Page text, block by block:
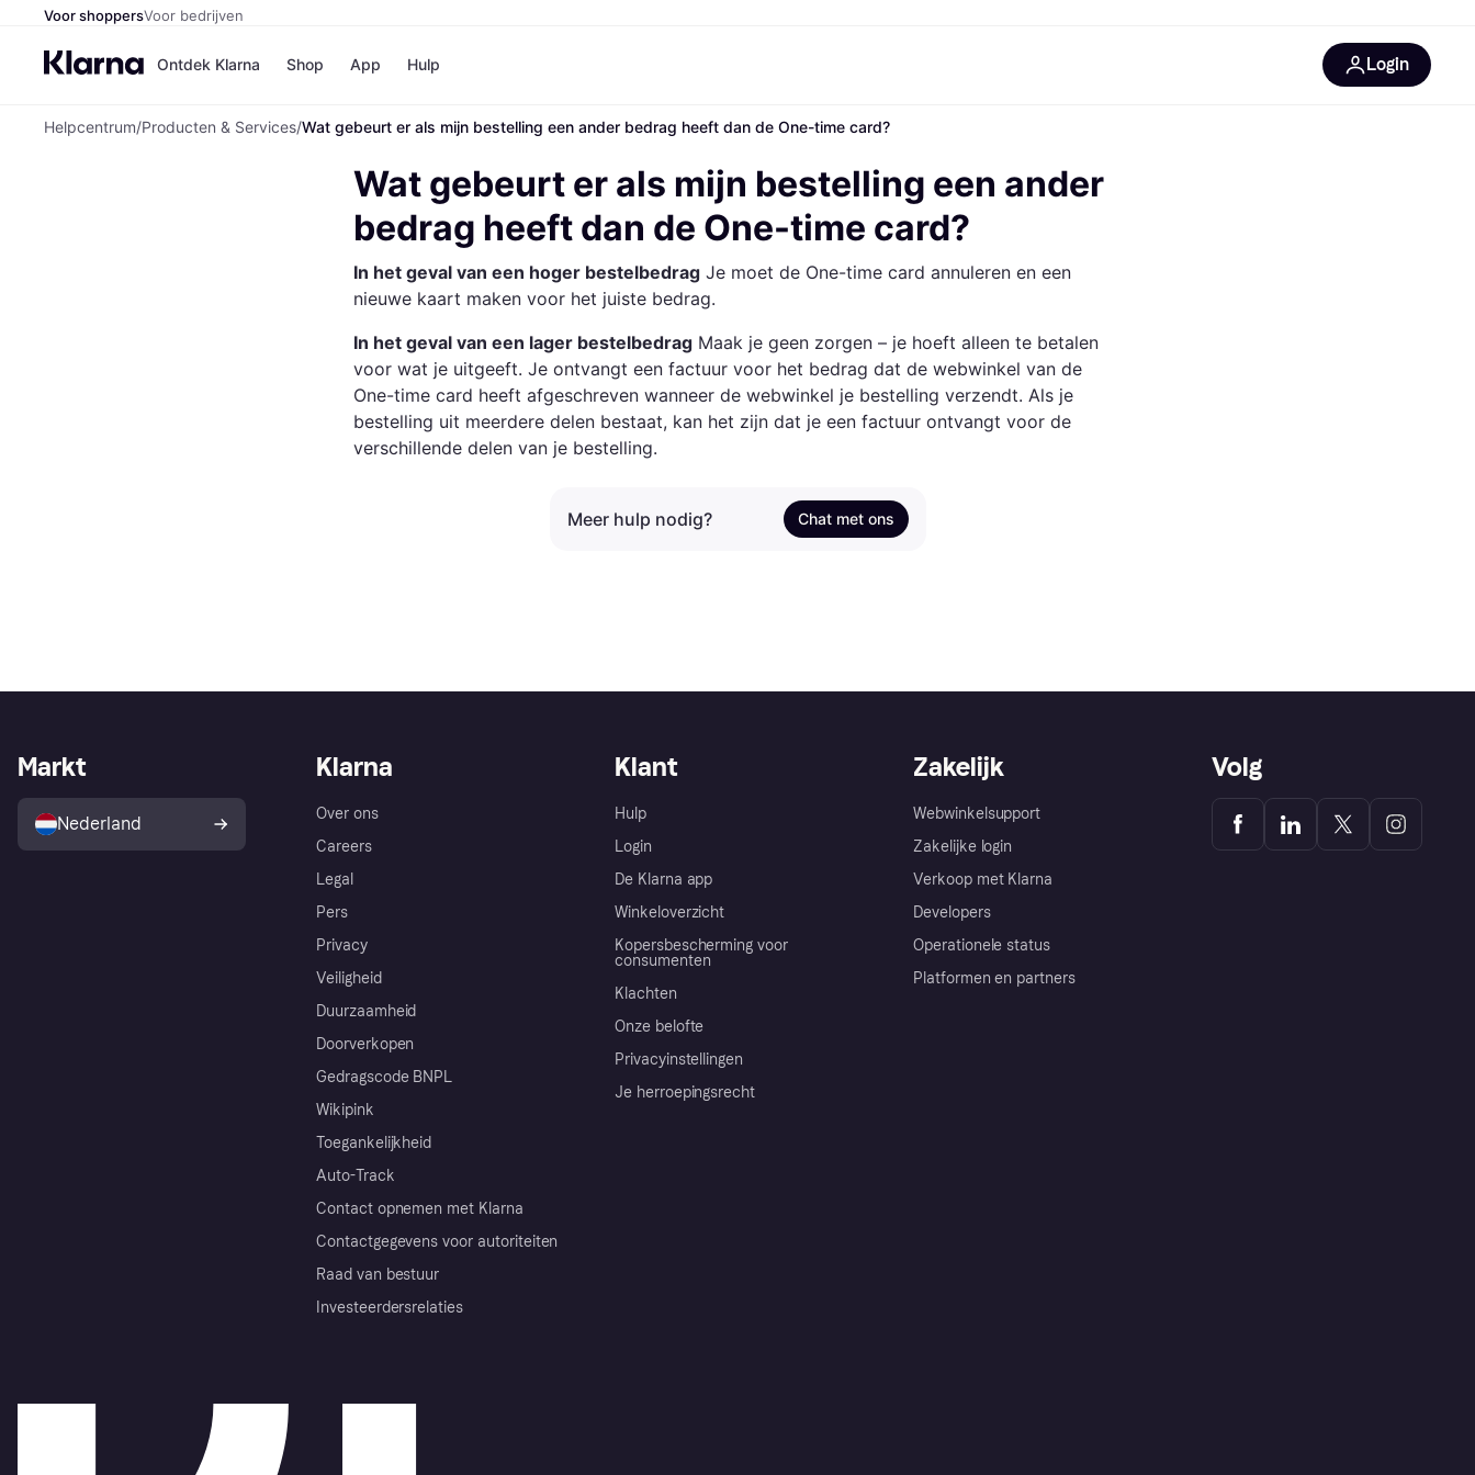
Voor shoppersVoor bedrijven
Ontdek Klarna
Betaalmethoden
Betaal nu
Betaal in 30 dagen
Winkelen en beloningen
Winkeloverzicht
Lidmaatschappen
Vrienden uitnodigen
Saldo
Spaarrekeningen
Vaste rekening
Shop
Winkels
Bol
Booking.com
H&M
Kruidvat
Winkeloverzicht
Shop & vergelijk prijzen
Gezondheid &
Kleding
Huizen en Interieurs
Geluid & Beeld
Computers
Klussen
Telefoons & Wearables
Gemotoriseerde
Tuin en Terras
Boeken, Films en Muziek
Alle categorieën
App Hulp Login
Helpcentrum/Producten & Services/Wat gebeurt er als mijn bestelling een ander bedrag heeft dan de One-time card?
Wat gebeurt er als mijn bestelling een ander
bedrag heeft dan de One-time card?
In het geval van een hoger bestelbedrag Je moet de One-time card annuleren en een
nieuwe kaart maken voor het juiste bedrag.
In het geval van een lager bestelbedrag Maak je geen zorgen – je hoeft alleen te betalen
voor wat je uitgeeft. Je ontvangt een factuur voor het bedrag dat de webwinkel van de
One-time card heeft afgeschreven wanneer de webwinkel je bestelling verzendt. Als je
bestelling uit meerdere delen bestaat, kan het zijn dat je een factuur ontvangt voor de
verschillende delen van je bestelling.
Meer hulp nodig? Chat met ons
Klarna
Over ons
Careers
Legal
Pers
Privacy
Veiligheid
Duurzaamheid
Doorverkopen
Gedragscode BNPL
Wikipink
Toegankelijkheid
Auto-Track
Contact opnemen met Klarna
Contactgegevens voor autoriteiten
Raad van bestuur
Investeerdersrelaties
Klant
Hulp
Login
De Klarna app
Winkeloverzicht
Kopersbescherming voor
consumenten
Klachten
Onze belofte
Privacyinstellingen
Je herroepingsrecht
Zakelijk
Webwinkelsupport
Zakelijke login
Verkoop met Klarna
Developers
Operationele status
Platformen en partners
Markt
Nederland
Volg